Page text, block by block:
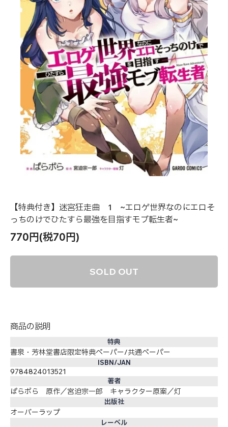
【特典付き】迷宮狂走曲 1 ~エロゲ世界なのにエロそ
っちのけでひたすら最強を目指すモブ転生者~
770円(税70円)
SOLD OUT
商品の説明
特典
書泉・芳林堂書店限定特典ペーパー/共通ペーパー
ISBN/JAN
9784824013521
著者
ぱらボら 原作／宮迫宗一郎 キャラクター原案／灯
出版社
オーバーラップ
レーベル